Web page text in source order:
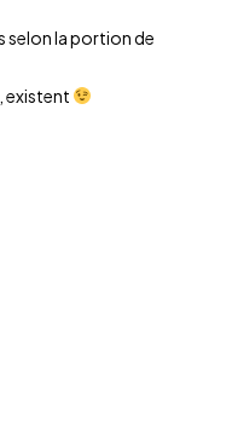
selon la portion de
existent